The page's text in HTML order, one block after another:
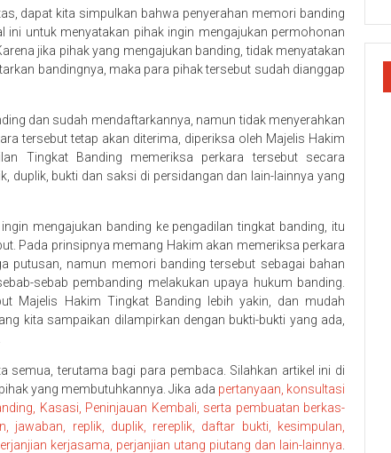
dapat kita simpulkan bahwa penyerahan memori banding
untuk menyatakan pihak ingin mengajukan permohonan
jika pihak yang mengajukan banding, tidak menyatakan
bandingnya, maka para pihak tersebut sudah dianggap
dan sudah mendaftarkannya, namun tidak menyerahkan
tersebut tetap akan diterima, diperiksa oleh Majelis Hakim
Tingkat Banding memeriksa perkara tersebut secara
duplik, bukti dan saksi di persidangan dan lain-lainnya yang
mengajukan banding ke pengadilan tingkat banding, itu
Pada prinsipnya memang Hakim akan memeriksa perkara
putusan, namun memori banding tersebut sebagai bahan
sebab pembanding melakukan upaya hukum banding.
Majelis Hakim Tingkat Banding lebih yakin, dan mudah
kita sampaikan dilampirkan dengan bukti-bukti yang ada,
semua, terutama bagi para pembaca. Silahkan artikel ini di
yang membutuhkannya. Jika ada pertanyaan, konsultasi
Kasasi, Peninjauan Kembali, serta pembuatan berkas-
jawaban, replik, duplik, rereplik, daftar bukti, kesimpulan,
kerjasama, perjanjian utang piutang dan lain-lainnya